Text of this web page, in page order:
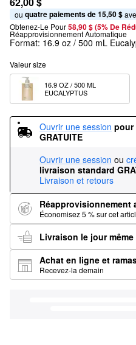
ou quatre paiements de 15,50 $
Obtenez-Le Pour58,90 $ (5% De
Réapprovisionnement Automatique
Format: 16.9 oz / 500 mL
Valeur size
16.9 OZ / 500 ML
Ouvrir une session pour
GRATUITE
Ouvrir une session ou
livraison standard
Livraison et retours
Réapprovisionnement
Économisez 5 % sur cet
Livraison le jour même
Achat en ligne et
Recevez-la demain